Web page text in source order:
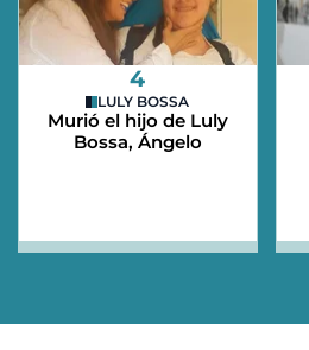
4
LULY BOSSA
Murió el hijo de Luly
Bossa, Ángelo